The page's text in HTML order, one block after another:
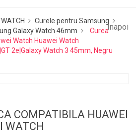
Inapoi
Curele pentru Samsung
Galaxy Watch 46mm
Curea
Watch Huawei Watch
2e|Galaxy Watch 3 45mm, Negru
COMPATIBILA HUAWEI
WATCH